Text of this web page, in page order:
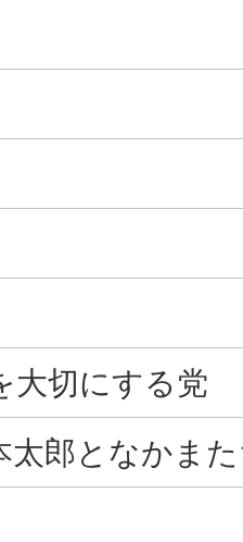
大切にする党
太郎となかま